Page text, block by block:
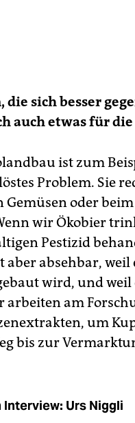
die sich besser
auch etwas für
ist zum
Problem. Sie
Gemüsen oder
wir Ökobier
Pestizid
aber absehbar, weil
wird, und
arbeiten am
um
bis zur
Interview: Urs Niggli